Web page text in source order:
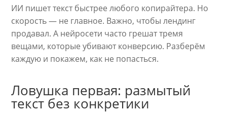
ИИ пишет текст быстрее любого копирайтера. Но
скорость — не главное. Важно, чтобы лендинг
продавал. А нейросети часто грешат тремя
вещами, которые убивают конверсию. Разберём
каждую и покажем, как не попасться.
Ловушка первая: размытый
текст без конкретики